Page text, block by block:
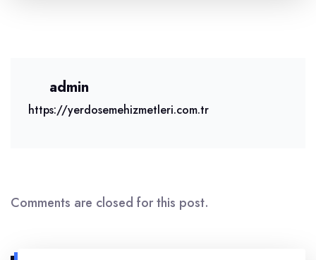
admin
https://yerdosemehizmetleri.com.tr
Comments are closed for this post.